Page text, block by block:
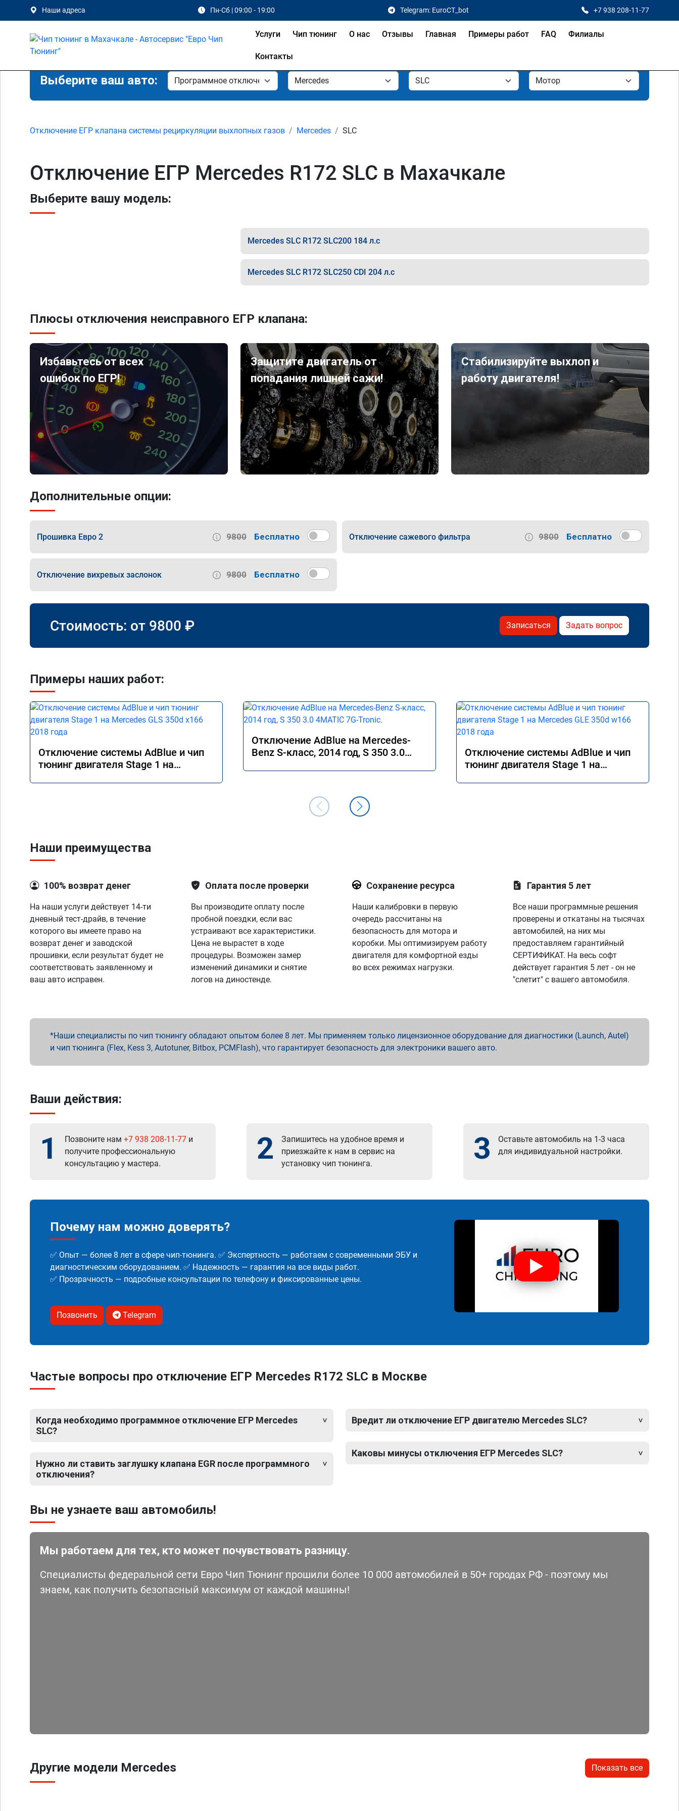
Наши адреса Пн-Сб | 09:00 - 19:00 Telegram: EuroCT_bot +7 938 208-11-77
Услуги Чип тюнинг О нас Отзывы Главная Примеры работ FAQ Филиалы
Контакты
Выберите ваш авто:
Отключение ЕГР клапана системы рециркуляции выхлопных газов Mercedes SLC
Отключение ЕГР Mercedes R172 SLC в Махачкале
Выберите вашу модель:
Mercedes SLC R172 SLC200 184 л.с
Mercedes SLC R172 SLC250 CDI 204 л.с
Плюсы отключения неисправного ЕГР клапана:
Избавьтесь от всех
ошибок по ЕГР!
Защитите двигатель от
попадания лишней сажи!
Стабилизируйте выхлоп и
работу двигателя!
Дополнительные опции:
Прошивка Евро 2 9800 Бесплатно Отключение сажевого фильтра 9800 Бесплатно
Отключение вихревых заслонок 9800 Бесплатно
Стоимость: от 9800 ₽ Записаться Задать вопрос
Примеры наших работ:
Отключение системы AdBlue и чип
тюнинг двигателя Stage 1 на
Отключение AdBlue на Mercedes-
Benz S-класс, 2014 год, S 350 3.0
Отключение системы AdBlue и чип
тюнинг двигателя Stage 1 на
Наши преимущества
100% возврат денег
На наши услуги действует 14-ти
дневный тест-драйв, в течение
которого вы имеете право на
возврат денег и заводской
прошивки, если результат будет не
соответствовать заявленному и
ваш авто исправен.
Оплата после проверки
Вы производите оплату после
пробной поездки, если вас
устраивают все характеристики.
Цена не вырастет в ходе
процедуры. Возможен замер
изменений динамики и снятие
логов на диностенде.
Сохранение ресурса
Наши калибровки в первую
очередь рассчитаны на
безопасность для мотора и
коробки. Мы оптимизируем работу
двигателя для комфортной езды
во всех режимах нагрузки.
Гарантия 5 лет
Все наши программные решения
проверены и откатаны на тысячах
автомобилей, на них мы
предоставляем гарантийный
СЕРТИФИКАТ. На весь софт
действует гарантия 5 лет - он не
"слетит" с вашего автомобиля.
Наши специалисты по чип тюнингу обладают опытом более 8 лет. Мы применяем только лицензионное оборудование для диагностики (Launch, Autel)
и чип тюнинга (Flex, Kess 3, Autotuner, Bitbox, PCMFlash), что гарантирует безопасность для электроники вашего авто.
Ваши действия:
1 Позвоните нам +7 938 208-11-77 и
получите профессиональную
консультацию у мастера.
2
Запишитесь на удобное время и
приезжайте к нам в сервис на
установку чип тюнинга.
3
Оставьте автомобиль на 1-3 часа
для индивидуальной настройки.
Почему нам можно доверять?
✅ Опыт — более 8 лет в сфере чип-тюнинга. ✅ Экспертность — работаем с современными ЭБУ и
диагностическим оборудованием. ✅ Надежность — гарантия на все виды работ.
✅ Прозрачность — подробные консультации по телефону и фиксированные цены.
Позвонить Telegram
Частые вопросы про отключение ЕГР Mercedes R172 SLC в Москве
Когда необходимо программное отключение ЕГР Mercedes
SLC?
Нужно ли ставить заглушку клапана EGR после программного
отключения?
Вредит ли отключение ЕГР двигателю Mercedes SLC?
Каковы минусы отключения ЕГР Mercedes SLC?
Вы не узнаете ваш автомобиль!
Мы работаем для тех, кто может почувствовать разницу.
Специалисты федеральной сети Евро Чип Тюнинг прошили более 10 000 автомобилей в 50+ городах РФ - поэтому мы
знаем, как получить безопасный максимум от каждой машины!
Другие модели Mercedes Показать все